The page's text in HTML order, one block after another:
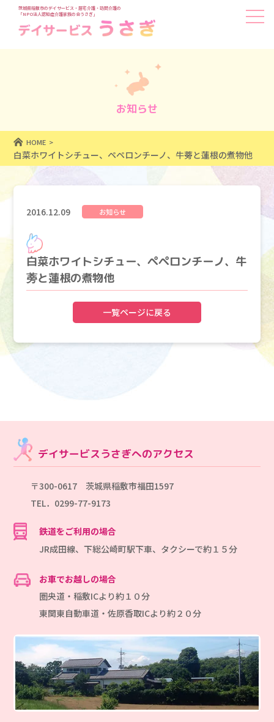
茨城県稲敷市のデイサービス・居宅介護・訪問介護の
「NPO法人認知症介護家族の会うさぎ」
お知らせ
HOME
白菜ホワイトシチュー、ペペロンチーノ、牛蒡と蓮根の煮物他
2016.12.09 お知らせ
白菜ホワイトシチュー、ペペロンチーノ、牛
蒡と蓮根の煮物他
一覧ページに戻る
デイサービスうさぎへのアクセス
〒300-0617 茨城県稲敷市福田1597
TEL．0299-77-9173
鉄道をご利用の場合
JR成田線、下総公崎町駅下車、タクシーで約１５分
お車でお越しの場合
圏央道・稲敷ICより約１０分
東関東自動車道・佐原香取ICより約２０分